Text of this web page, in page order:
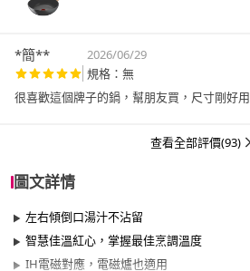
*簡** 2026/06/29
規格：無
很喜歡這個牌子的鍋，幫朋友買，尺寸剛好用
查看全部評價(93)
圖文詳情
左右傾倒口湯汁不沾留
智慧佳溫紅心，掌握最佳烹調溫度
IH電磁對應，電磁爐也適用